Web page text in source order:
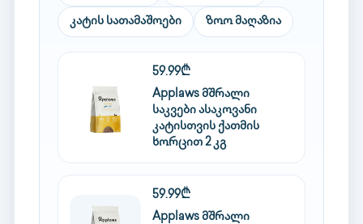
კატის სათამაშოები ზოო მაღაზია
59.99₾
Applaws მშრალი
საკვები ასაკოვანი
კატისთვის ქათმის
ხორცით 2 კგ
59.99₾
Applaws მშრალი